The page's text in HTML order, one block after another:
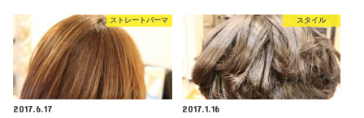
ストレートパーマ
2017.6.17
スタイル
2017.1.16